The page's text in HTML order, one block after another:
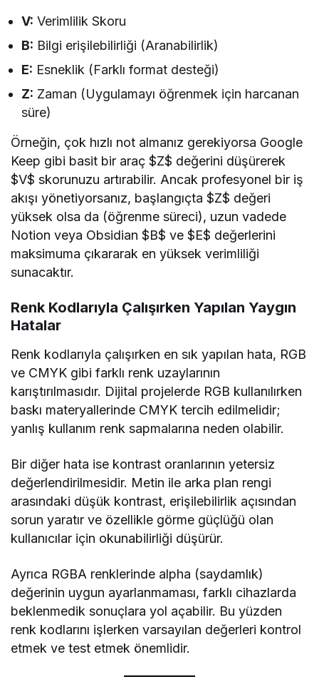
V: Verimlilik Skoru
B: Bilgi erişilebilirliği (Aranabilirlik)
E: Esneklik (Farklı format desteği)
Z: Zaman (Uygulamayı öğrenmek için harcanan
süre)
Örneğin, çok hızlı not almanız gerekiyorsa Google
Keep gibi basit bir araç $Z$ değerini düşürerek
$V$ skorunuzu artırabilir. Ancak profesyonel bir iş
akışı yönetiyorsanız, başlangıçta $Z$ değeri
yüksek olsa da (öğrenme süreci), uzun vadede
Notion veya Obsidian $B$ ve $E$ değerlerini
maksimuma çıkararak en yüksek verimliliği
sunacaktır.
Renk Kodlarıyla Çalışırken Yapılan Yaygın
Hatalar
Renk kodlarıyla çalışırken en sık yapılan hata, RGB
ve CMYK gibi farklı renk uzaylarının
karıştırılmasıdır. Dijital projelerde RGB kullanılırken
baskı materyallerinde CMYK tercih edilmelidir;
yanlış kullanım renk sapmalarına neden olabilir.
Bir diğer hata ise kontrast oranlarının yetersiz
değerlendirilmesidir. Metin ile arka plan rengi
arasındaki düşük kontrast, erişilebilirlik açısından
sorun yaratır ve özellikle görme güçlüğü olan
kullanıcılar için okunabilirliği düşürür.
Ayrıca RGBA renklerinde alpha (saydamlık)
değerinin uygun ayarlanmaması, farklı cihazlarda
beklenmedik sonuçlara yol açabilir. Bu yüzden
renk kodlarını işlerken varsayılan değerleri kontrol
etmek ve test etmek önemlidir.